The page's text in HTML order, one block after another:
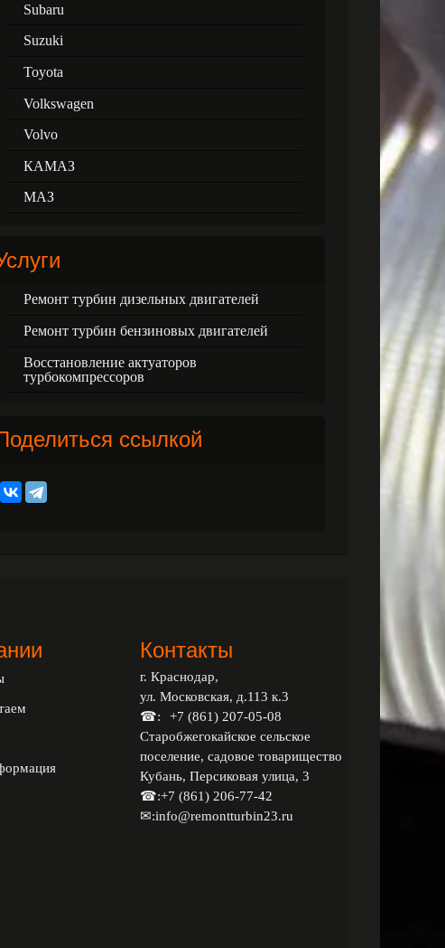
Subaru
Suzuki
Toyota
Volkswagen
Volvo
КАМАЗ
МАЗ
Ремонт турбин дизельных двигателей
Ремонт турбин бензиновых двигателей
Восстановление актуаторов
турбокомпрессоров
ссылкой
Контакты
г. Краснодар,
ул. Московская, д.113 к.3
☎:
+7 (861) 207-05-08
Старобжегокайское сельское
поселение, садовое товарищество
Кубань, Персиковая улица, 3
☎:+7 (861) 206-77-42
✉:info@remontturbin23.ru